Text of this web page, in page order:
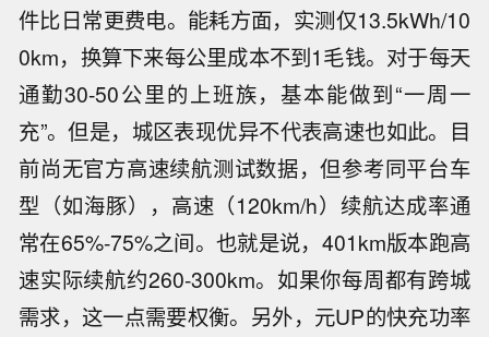
件比日常更费电。能耗方面，实测仅13.5kWh/10
0km，换算下来每公里成本不到1毛钱。对于每天
通勤30-50公里的上班族，基本能做到“一周一
充”。但是，城区表现优异不代表高速也如此。目
前尚无官方高速续航测试数据，但参考同平台车
型（如海豚），高速（120km/h）续航达成率通
常在65%-75%之间。也就是说，401km版本跑高
速实际续航约260-300km。如果你每周都有跨城
需求，这一点需要权衡。另外，元UP的快充功率